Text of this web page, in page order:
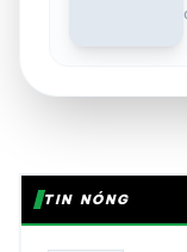
TIN NÓNG